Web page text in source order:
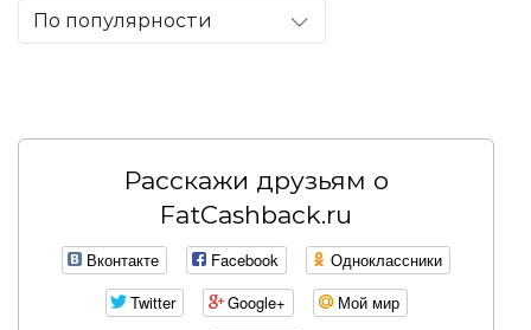
По популярности
Расскажи друзьям о
FatCashback.ru
Вконтакте Facebook
Одноклассники
Twitter
Google+
Мой мир